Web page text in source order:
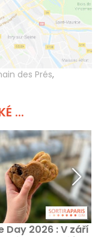
des Prés,
...
Day 2026 : V září